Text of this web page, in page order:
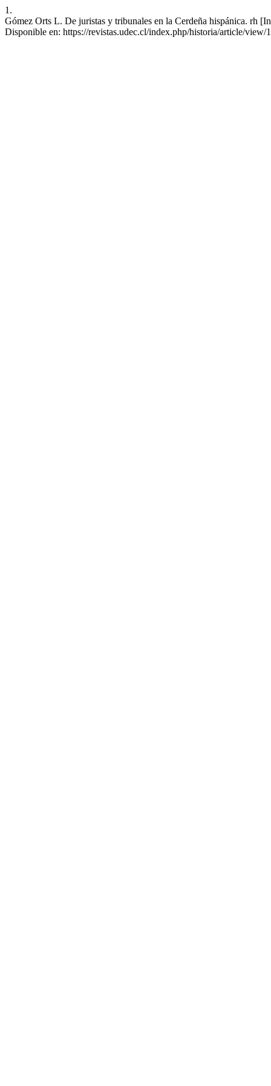
1.
Gómez Orts L. De juristas y tribunales en la Cerdeña hispánica. rh
Disponible en: https://revistas.udec.cl/index.php/historia/article/view/